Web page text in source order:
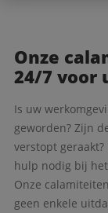
Onze
24/7 voor
Is uw
geworden? Zijn
verstopt
hulp nodig bij
Onze
geen enkele